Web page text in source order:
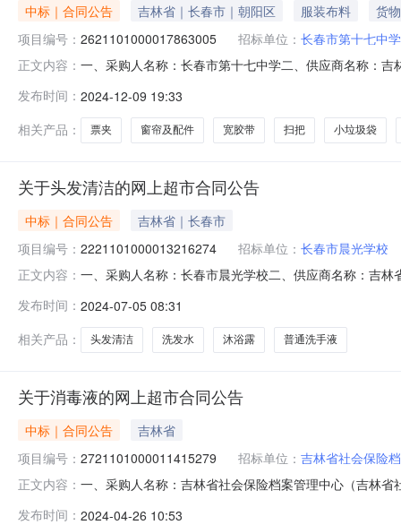
中标｜合同公告 吉林省｜长春市｜朝阳区 服装布料
货物
项目编号： 2621101000017863005 招标单位： 长春市第十七中学
正文内容： 一、采购人名称：长春市第十七中学二、供应商名称：
尚S30538窗帘杆固定器致尚S30538个10.00111103致
发布时间： 2024-12-09 19:33
相关产品：
票夹 窗帘及配件 宽胶带 扫把 小垃圾袋
关于头发清洁的网上超市合同公告
中标｜合同公告
吉林省｜长春市
项目编号： 2221101000013216274 招标单位： 长春市晨光学校
正文内容： 一、采购人名称：长春市晨光学校二、供应商名称：吉
备瑜伽砖奥芬堡瑜伽砖300G个20.0091803智汇呼啦圈
发布时间： 2024-07-05 08:31
相关产品：
头发清洁 洗发水 沐浴露 普通洗手液
关于消毒液的网上超市合同公告
中标｜合同公告
吉林省
项目编号： 2721101000011415279 招标单位： 吉林省社会保险
正文内容： 一、采购人名称：吉林省社会保险档案管理中心（吉林
价(元)1滴露松木消毒液消毒液250ML滴露/Dettol松木消
发布时间： 2024-04-26 10:53